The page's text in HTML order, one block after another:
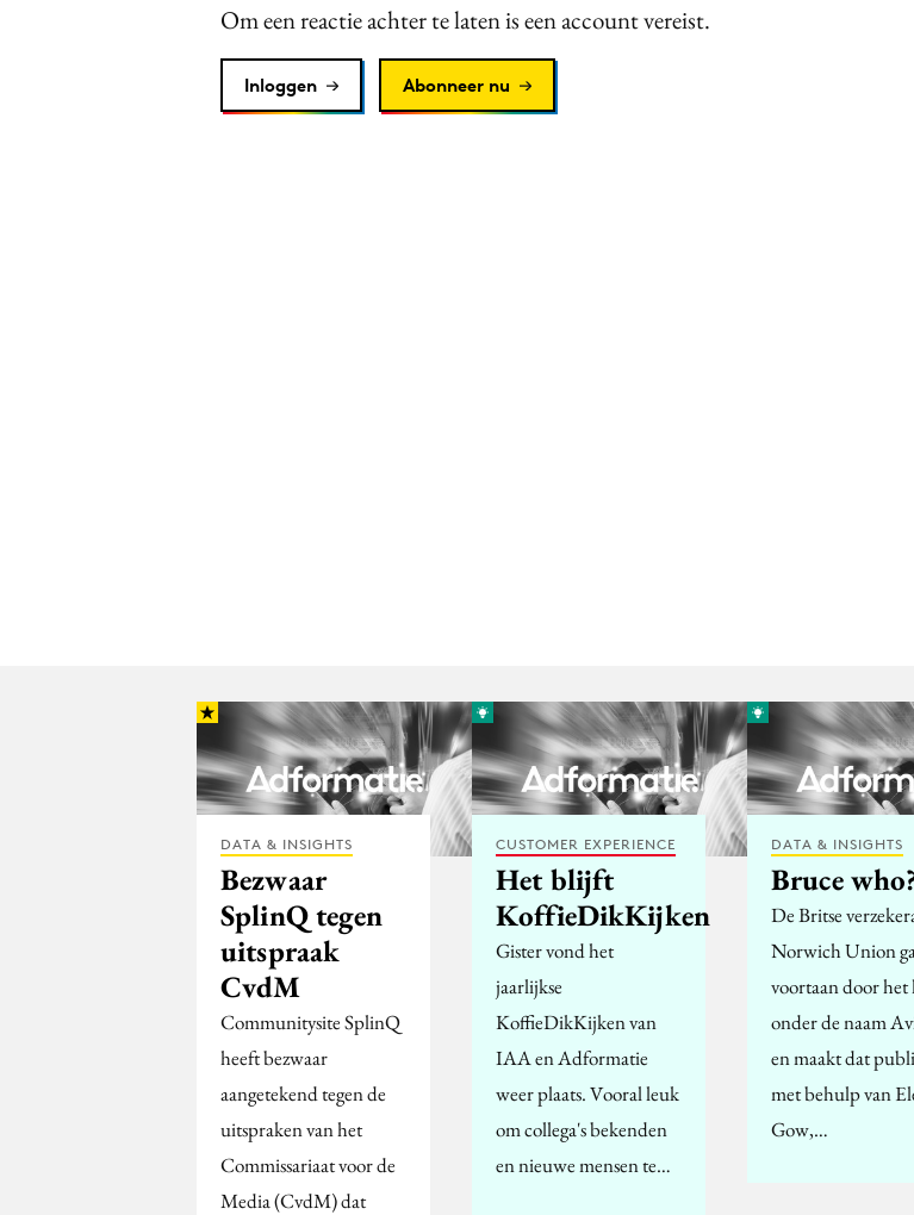
Om een reactie achter te laten is een account vereist.
Inloggen Abonneer nu
DATA & INSIGHTS
Bezwaar
SplinQ tegen
uitspraak
CvdM
Communitysite SplinQ
heeft bezwaar
aangetekend tegen de
uitspraken van het
Commissariaat voor de
Media (CvdM) dat
CUSTOMER EXPERIENCE
Het blijft
KoffieDikKijken
Gister vond het
jaarlijkse
KoffieDikKijken van
IAA en Adformatie
weer plaats. Vooral leuk
om collega's bekenden
en nieuwe mensen te…
DATA & INSIGHTS
Bruce
De Britse
Norwich Union
voortaan door het
onder de naam
en maakt dat
met behulp van
Gow,…